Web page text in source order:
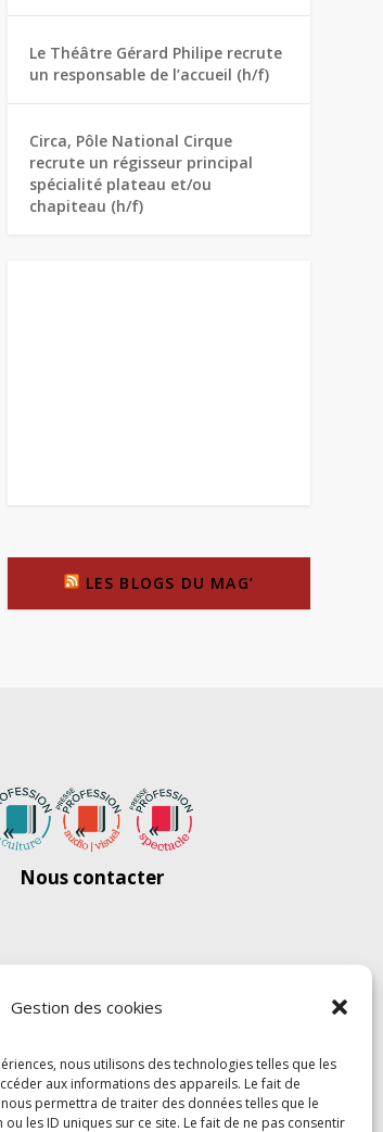
Gestion des cookies
nous utilisons des technologies telles que les
aux informations des appareils. Le fait de
permettra de traiter des données telles que le
les ID uniques sur ce site. Le fait de ne pas consentir
Le Théâtre Gérard Philipe recrute
un responsable de l’accueil (h/f)
Circa, Pôle National Cirque
recrute un régisseur principal
spécialité plateau et/ou
chapiteau (h/f)
LES BLOGS DU MAG’
Nous contacter